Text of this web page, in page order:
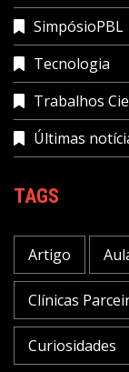
SimpósioPBL
Tecnologia
Trabalhos
Últimas
TAGS
Artigo
Clínicas
Curiosidades